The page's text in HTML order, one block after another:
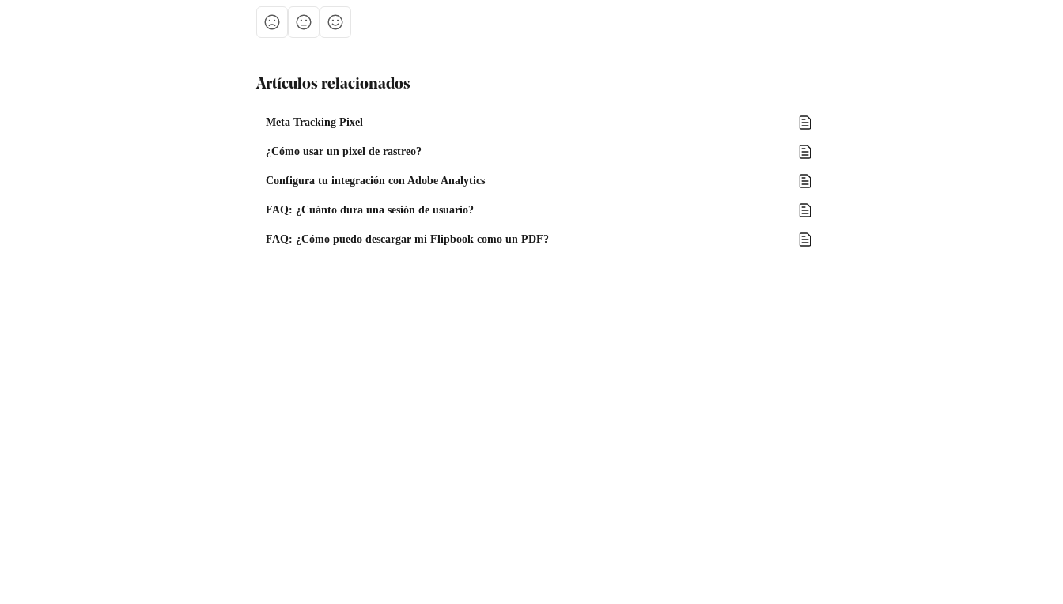
Artículos relacionados
Meta Tracking Pixel
¿Cómo usar un pixel de rastreo?
Configura tu integración con Adobe Analytics
FAQ: ¿Cuánto dura una sesión de usuario?
FAQ: ¿Cómo puedo descargar mi Flipbook como un PDF?